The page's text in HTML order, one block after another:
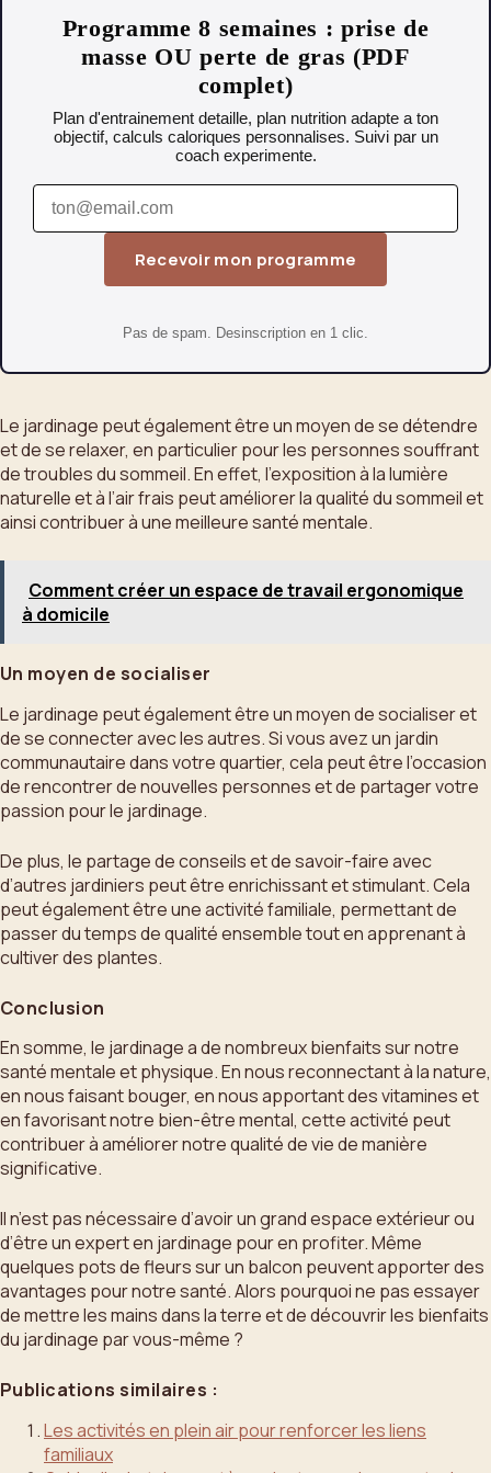
Programme 8 semaines : prise de
masse OU perte de gras (PDF
complet)
Plan d'entrainement detaille, plan nutrition adapte a ton
objectif, calculs caloriques personnalises. Suivi par un
coach experimente.
Recevoir mon programme
Pas de spam. Desinscription en 1 clic.
Le jardinage peut également être un moyen de se détendre
et de se relaxer, en particulier pour les personnes souffrant
de troubles du sommeil. En effet, l’exposition à la lumière
naturelle et à l’air frais peut améliorer la qualité du sommeil et
ainsi contribuer à une meilleure santé mentale.
Comment créer un espace de travail ergonomique
à domicile
Un moyen de socialiser
Le jardinage peut également être un moyen de socialiser et
de se connecter avec les autres. Si vous avez un jardin
communautaire dans votre quartier, cela peut être l’occasion
de rencontrer de nouvelles personnes et de partager votre
passion pour le jardinage.
De plus, le partage de conseils et de savoir-faire avec
d’autres jardiniers peut être enrichissant et stimulant. Cela
peut également être une activité familiale, permettant de
passer du temps de qualité ensemble tout en apprenant à
cultiver des plantes.
Conclusion
En somme, le jardinage a de nombreux bienfaits sur notre
santé mentale et physique. En nous reconnectant à la nature,
en nous faisant bouger, en nous apportant des vitamines et
en favorisant notre bien-être mental, cette activité peut
contribuer à améliorer notre qualité de vie de manière
significative.
Il n’est pas nécessaire d’avoir un grand espace extérieur ou
d’être un expert en jardinage pour en profiter. Même
quelques pots de fleurs sur un balcon peuvent apporter des
avantages pour notre santé. Alors pourquoi ne pas essayer
de mettre les mains dans la terre et de découvrir les bienfaits
du jardinage par vous-même ?
Publications similaires :
Les activités en plein air pour renforcer les liens
familiaux